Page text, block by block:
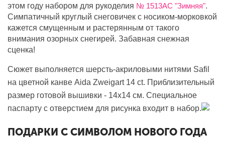
этом году набором для рукоделия № 1513АС "Зимняя".
Симпатичный круглый снеговичек с носиком-морковкой
кажется смущенным и растерянным от такого
внимания озорных снегирей. Забавная снежная
сценка!
Сюжет выполняется шерсть-акриловыми нитями Safil
на цветной канве Aida Zweigart 14 ct. Приблизительный
размер готовой вышивки - 14х14 см. Специальное
паспарту с отверстием для рисунка входит в набор.
ПОДАРКИ С СИМВОЛОМ НОВОГО ГОДА